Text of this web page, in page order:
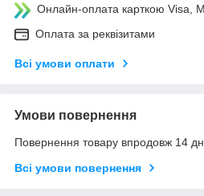
Онлайн-оплата карткою Visa,
Оплата за реквізитами
Всі умови оплати
Умови повернення
Повернення товару впродовж 14
Всі умови повернення